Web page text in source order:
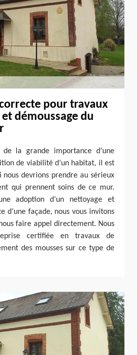
pour travaux
démoussage du
de la grande importance d’une
de viabilité d’un habitat, il est
devrions prendre au sérieux
qui prennent soins de ce mur.
adoption d’un nettoyage et
d’une façade, nous vous invitons
faire appel directement. Nous
certifiée en travaux de
des mousses sur ce type de